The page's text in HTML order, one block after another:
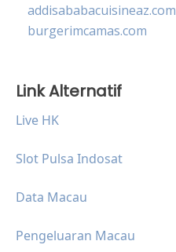
addisababacuisineaz.com
burgerimcamas.com
Link Alternatif
Live HK
Slot Pulsa Indosat
Data Macau
Pengeluaran Macau